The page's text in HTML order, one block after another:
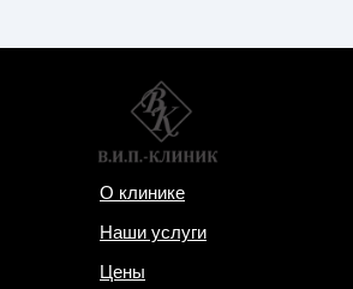
О клинике
Цены
Наши услуги